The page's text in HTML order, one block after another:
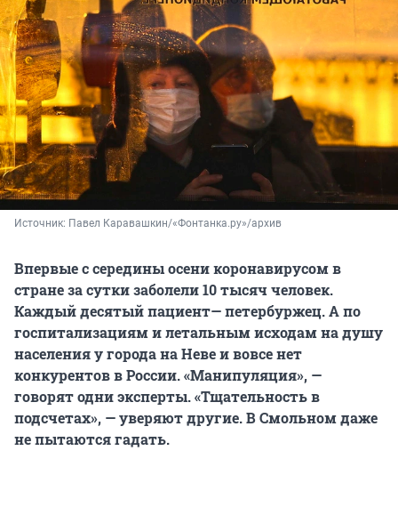
Источник: Павел Каравашкин/«Фонтанка.ру»/архив
Впервые с середины осени коронавирусом в
стране за сутки заболели 10 тысяч человек.
Каждый десятый пациент— петербуржец. А по
госпитализациям и летальным исходам на душу
населения у города на Неве и вовсе нет
конкурентов в России. «Манипуляция», —
говорят одни эксперты. «Тщательность в
подсчетах», — уверяют другие. В Смольном даже
не пытаются гадать.